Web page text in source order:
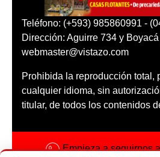
Teléfono: (+593) 985860991 -
Dirección: Aguirre 734 y
webmaster@vistazo.com
Prohibida la reproducción total,
cualquier idioma, sin
titular, de todos los contenidos
Empieza a seguirnos